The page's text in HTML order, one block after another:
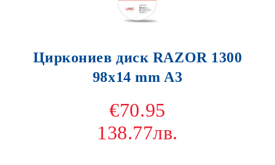
Циркониев диск RAZOR 1300
98x14 mm A3
€70.95
138.77лв.